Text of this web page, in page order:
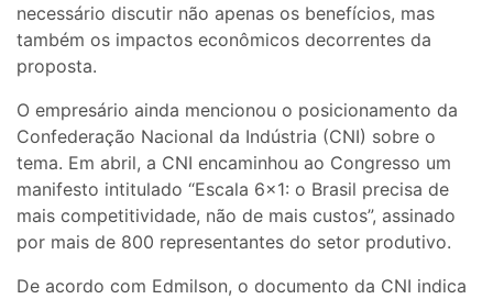
necessário discutir não apenas os benefícios, mas
também os impactos econômicos decorrentes da
proposta.
O empresário ainda mencionou o posicionamento da
Confederação Nacional da Indústria (CNI) sobre o
tema. Em abril, a CNI encaminhou ao Congresso um
manifesto intitulado “Escala 6×1: o Brasil precisa de
mais competitividade, não de mais custos”, assinado
por mais de 800 representantes do setor produtivo.
De acordo com Edmilson, o documento da CNI indica